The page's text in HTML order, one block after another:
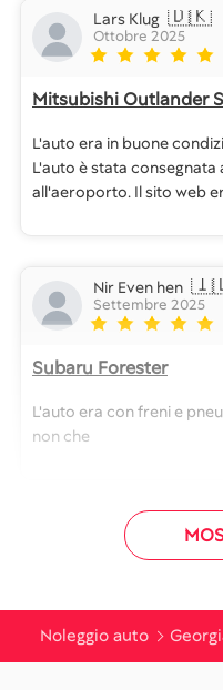
Lars Klug 🇩🇰
Ottobre 2025
Mitsubishi Outlander
L'auto era in buone
L'auto è stata
all'aeroporto. Il sito web
Nir Even hen
Settembre 2025
Subaru Forester
L'auto era con freni e
non che
Noleggio auto